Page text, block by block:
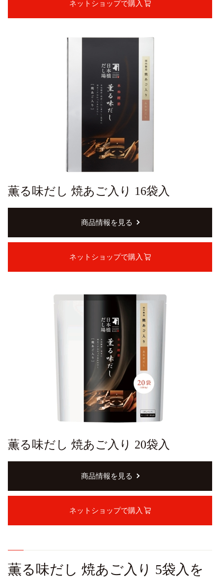
ネットショップで購入
薫る味だし 焼あご入り 16袋入
商品情報を見る
ネットショップで購入
薫る味だし 焼あご入り 20袋入
商品情報を見る
ネットショップで購入
薫る味だし 焼あご入り 5袋入を